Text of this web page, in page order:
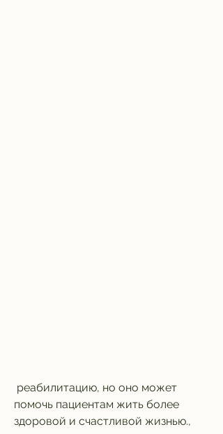
помочь пациентам жить более
здоровой и счастливой жизнью.,